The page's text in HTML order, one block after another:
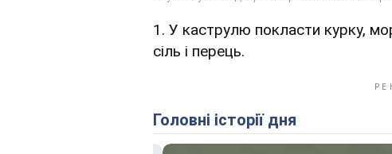
1. У каструлю покласти курку,
сіль і перець.
Головні історії дня